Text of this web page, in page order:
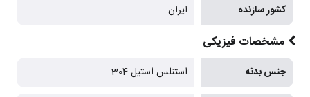
کشور سازنده ایران
مشخصات فیزیکی
جنس بدنه استنلس استیل 304